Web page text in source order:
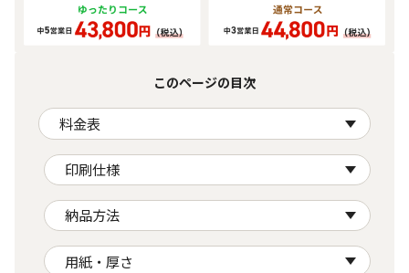
このページの目次
料金表
印刷仕様
納品方法
用紙・厚さ